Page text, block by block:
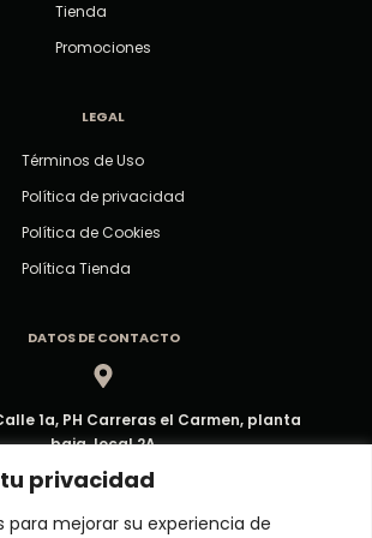
privacidad
para mejorar su experiencia de
Tienda
Promociones
LEGAL
Términos de Uso
Política de privacidad
Política de Cookies
Política Tienda
DATOS DE CONTACTO
1a, PH Carreras el Carmen, planta
baja, local 2A
Dirección